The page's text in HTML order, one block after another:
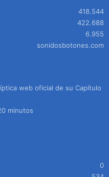
418.544
422.688
6.955
sonidosbotones.com
web oficial de su Capítulo
minutos
0